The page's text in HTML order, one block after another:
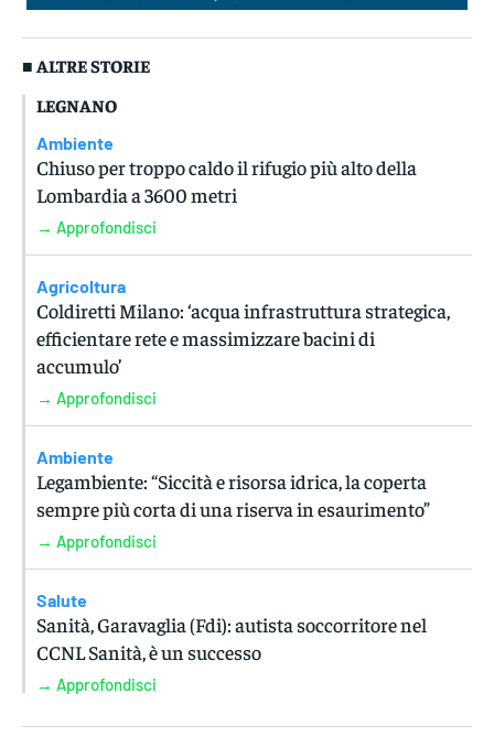
■ ALTRE STORIE
LEGNANO
Ambiente
Chiuso per troppo caldo il rifugio più alto della
Lombardia a 3600 metri
→ Approfondisci
Agricoltura
Coldiretti Milano: ‘acqua infrastruttura strategica,
efficientare rete e massimizzare bacini di
accumulo’
→ Approfondisci
Ambiente
Legambiente: “Siccità e risorsa idrica, la coperta
sempre più corta di una riserva in esaurimento”
→ Approfondisci
Salute
Sanità, Garavaglia (Fdi): autista soccorritore nel
CCNL Sanità, è un successo
→ Approfondisci